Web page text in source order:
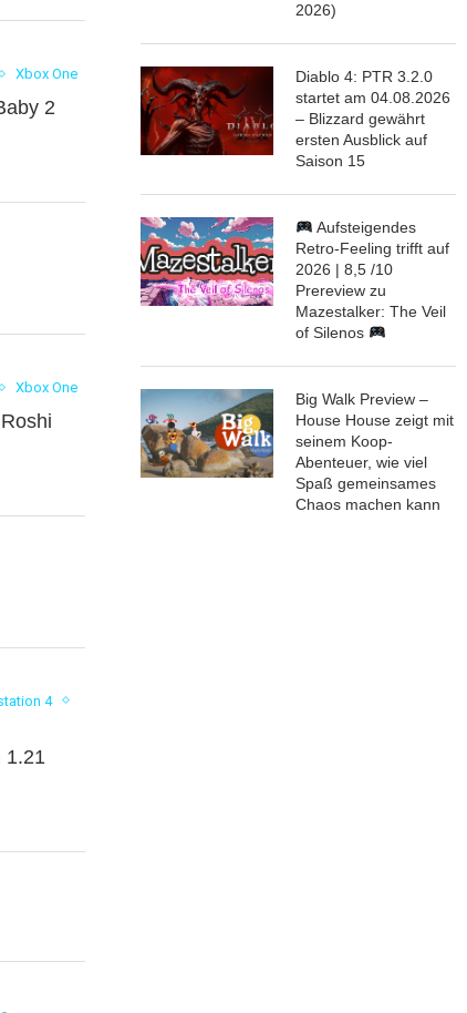
Xbox One
2
Xbox One
4
1.21
2026)
Diablo 4: PTR 3.2.0
startet am 04.08.2026
– Blizzard gewährt
ersten Ausblick auf
Saison 15
Aufsteigendes
Retro-Feeling trifft auf
2026 | 8,5 /10
Prereview zu
Mazestalker: The Veil
of Silenos
Big Walk Preview –
House House zeigt mit
seinem Koop-
Abenteuer, wie viel
Spaß gemeinsames
Chaos machen kann